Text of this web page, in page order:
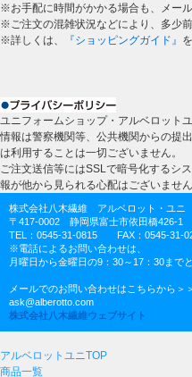
※お手配に時間がかかる場合も、メー
※ご注文の混雑状況などにより、多少
※詳しくは、
『ショッピングガイド』
ユニフォームショップ・アルベロット
情報は警察機関等、公共機関からの提
は利用することは一切ございません。
ご注文送信等にはSSLで暗号化するシ
報が他から見られる心配はございませ
株式会社八木繊維 アルベロット・ユニ
〒417-0002 静岡県富士市依田橋426-1
TEL：0545-31-0815 FAX：0545-31-
※電話によるお問い合わせは、
月曜日から金曜日の9：30～17：30まで
メールでのお問い合わせはこちらから＞＞
ask@alberotto.com
株式会社八木繊維ウェブサイト
アルベロットユニTOP
商品一覧